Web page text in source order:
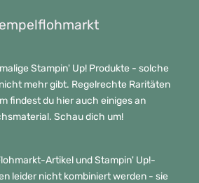
Stampin' Up! Produkte - solche
mehr gibt. Regelrechte Raritäten
findest du hier auch einiges an
Schau dich um!
Artikel und Stampin' Up!-
leider nicht kombiniert werden - sie